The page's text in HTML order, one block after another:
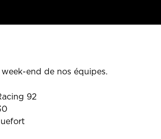
end de nos équipes.
92